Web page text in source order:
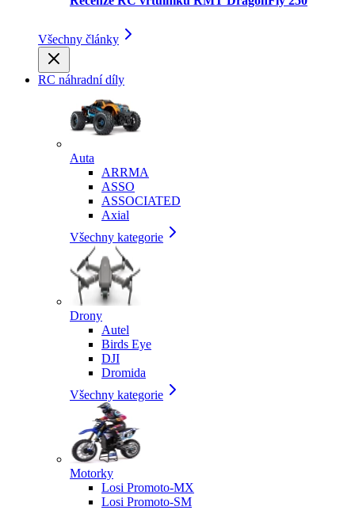
Všechny články
RC náhradní díly
Auta
ARRMA
ASSO
ASSOCIATED
Axial
Všechny kategorie
Drony
Autel
Birds Eye
DJI
Dromida
Všechny kategorie
Motorky
Losi Promoto-MX
Losi Promoto-SM